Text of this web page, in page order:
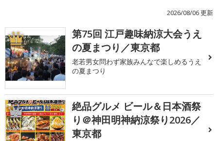
2026/08/06 更新
1
第75回 江戸趣味納涼大会うえ
の夏まつり／東京都
老若男女問わず家族みんなで楽しめるうえ
の夏まつり
2
絶品グルメ ビール＆日本酒祭
り＠神田明神納涼祭り2026／
東京都